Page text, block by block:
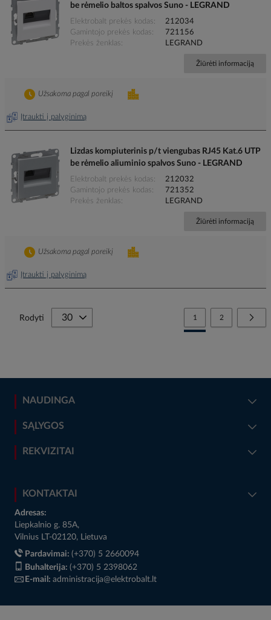
be rėmelio baltos spalvos Suno - LEGRAND
Elektrobalt prekės kodas
212034
Gamintojo prekės kodas
721156
Prekės ženklas
LEGRAND
Žiūrėti informaciją
Įtraukti į palyginimą
Užsakoma pagal poreikį
Lizdas kompiuterinis p/t viengubas RJ45 Kat.6 UTP
be rėmelio aliuminio spalvos Suno - LEGRAND
Elektrobalt prekės kodas
212032
Gamintojo prekės kodas
721352
Prekės ženklas
LEGRAND
Žiūrėti informaciją
Įtraukti į palyginimą
Užsakoma pagal poreikį
PageYou're currently reading
1 Page
2
Rodyti
NAUDINGA
SĄLYGOS
REKVIZITAI
KONTAKTAI
Adresas:
Liepkalnio g. 85A,
Vilnius LT-02120, Lietuva
Pardavimai: (+370) 5 2660094
Buhalterija: (+370) 5 2398062
E-mail: administracija@elektrobalt.lt